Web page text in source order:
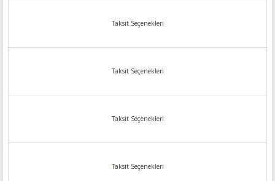
Taksit Seçenekleri
Taksit Seçenekleri
Taksit Seçenekleri
Taksit Seçenekleri